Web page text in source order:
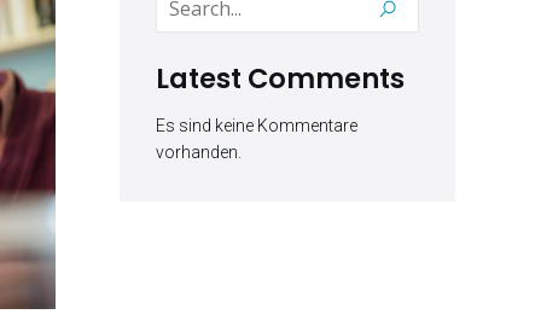
Latest Comments
Es sind keine Kommentare
vorhanden.